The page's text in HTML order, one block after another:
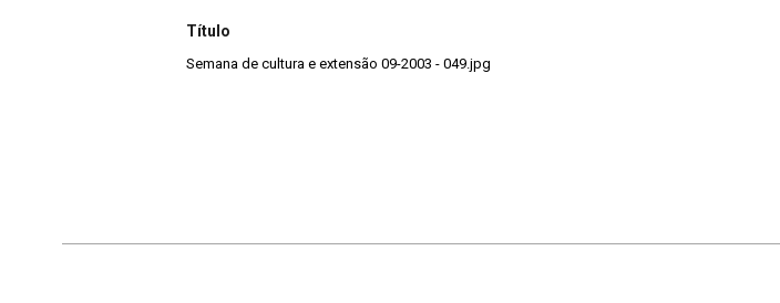
Título
Semana de cultura e extensão 09-2003 - 049.jpg